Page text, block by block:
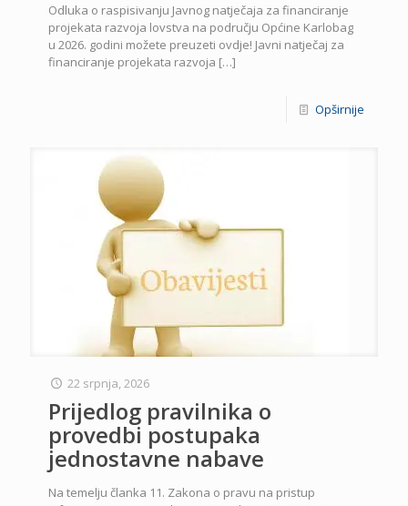
Odluka o raspisivanju Javnog natječaja za financiranje
projekata razvoja lovstva na području Općine Karlobag
u 2026. godini možete preuzeti ovdje! Javni natječaj za
financiranje projekata razvoja […]
Opširnije
22 srpnja, 2026
Prijedlog pravilnika o
provedbi postupaka
jednostavne nabave
Na temelju članka 11. Zakona o pravu na pristup